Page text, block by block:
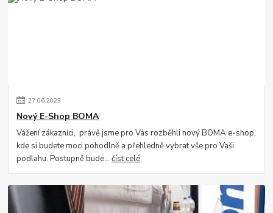
27.06.2023
Nový E-Shop BOMA
Vážení zákazníci, právě jsme pro Vás rozběhli nový BOMA e-shop,
kde si budete moci pohodlně a přehledně vybrat vše pro Vaši
podlahu. Postupně bude...číst celé